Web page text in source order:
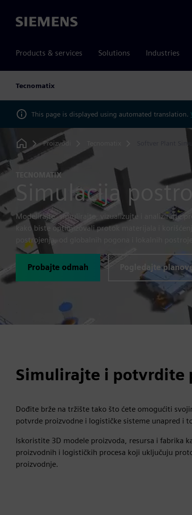
Siemens
Products & services Solutions Industries
Tecnomatix
This page is displayed using automated translation.
Home
Proizvodi Softver Plant
TECNOMATIX
Simulacija
Modelirajte, simulirajte, vizualizujte i analizirajte
kako biste optimizovali protok materijala i
postrojenja, od globalnih pogona i lokalnih
Probajte odmah Pogledajte
Simulirajte i potvrdite
Dođite brže na tržište tako što ćete omogućiti
potvrde proizvodne i logističke sisteme unapred i
Iskoristite 3D modele proizvoda, resursa i fabrika
proizvodnih i logističkih procesa koji uključuju
proizvodnje.